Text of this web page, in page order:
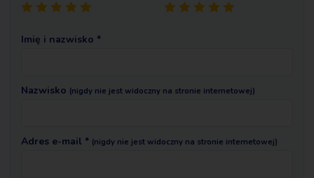
Imię i nazwisko *
Nazwisko (nigdy nie jest widoczny na stronie internetowej)
Adres e-mail * (nigdy nie jest widoczny na stronie internetowej)